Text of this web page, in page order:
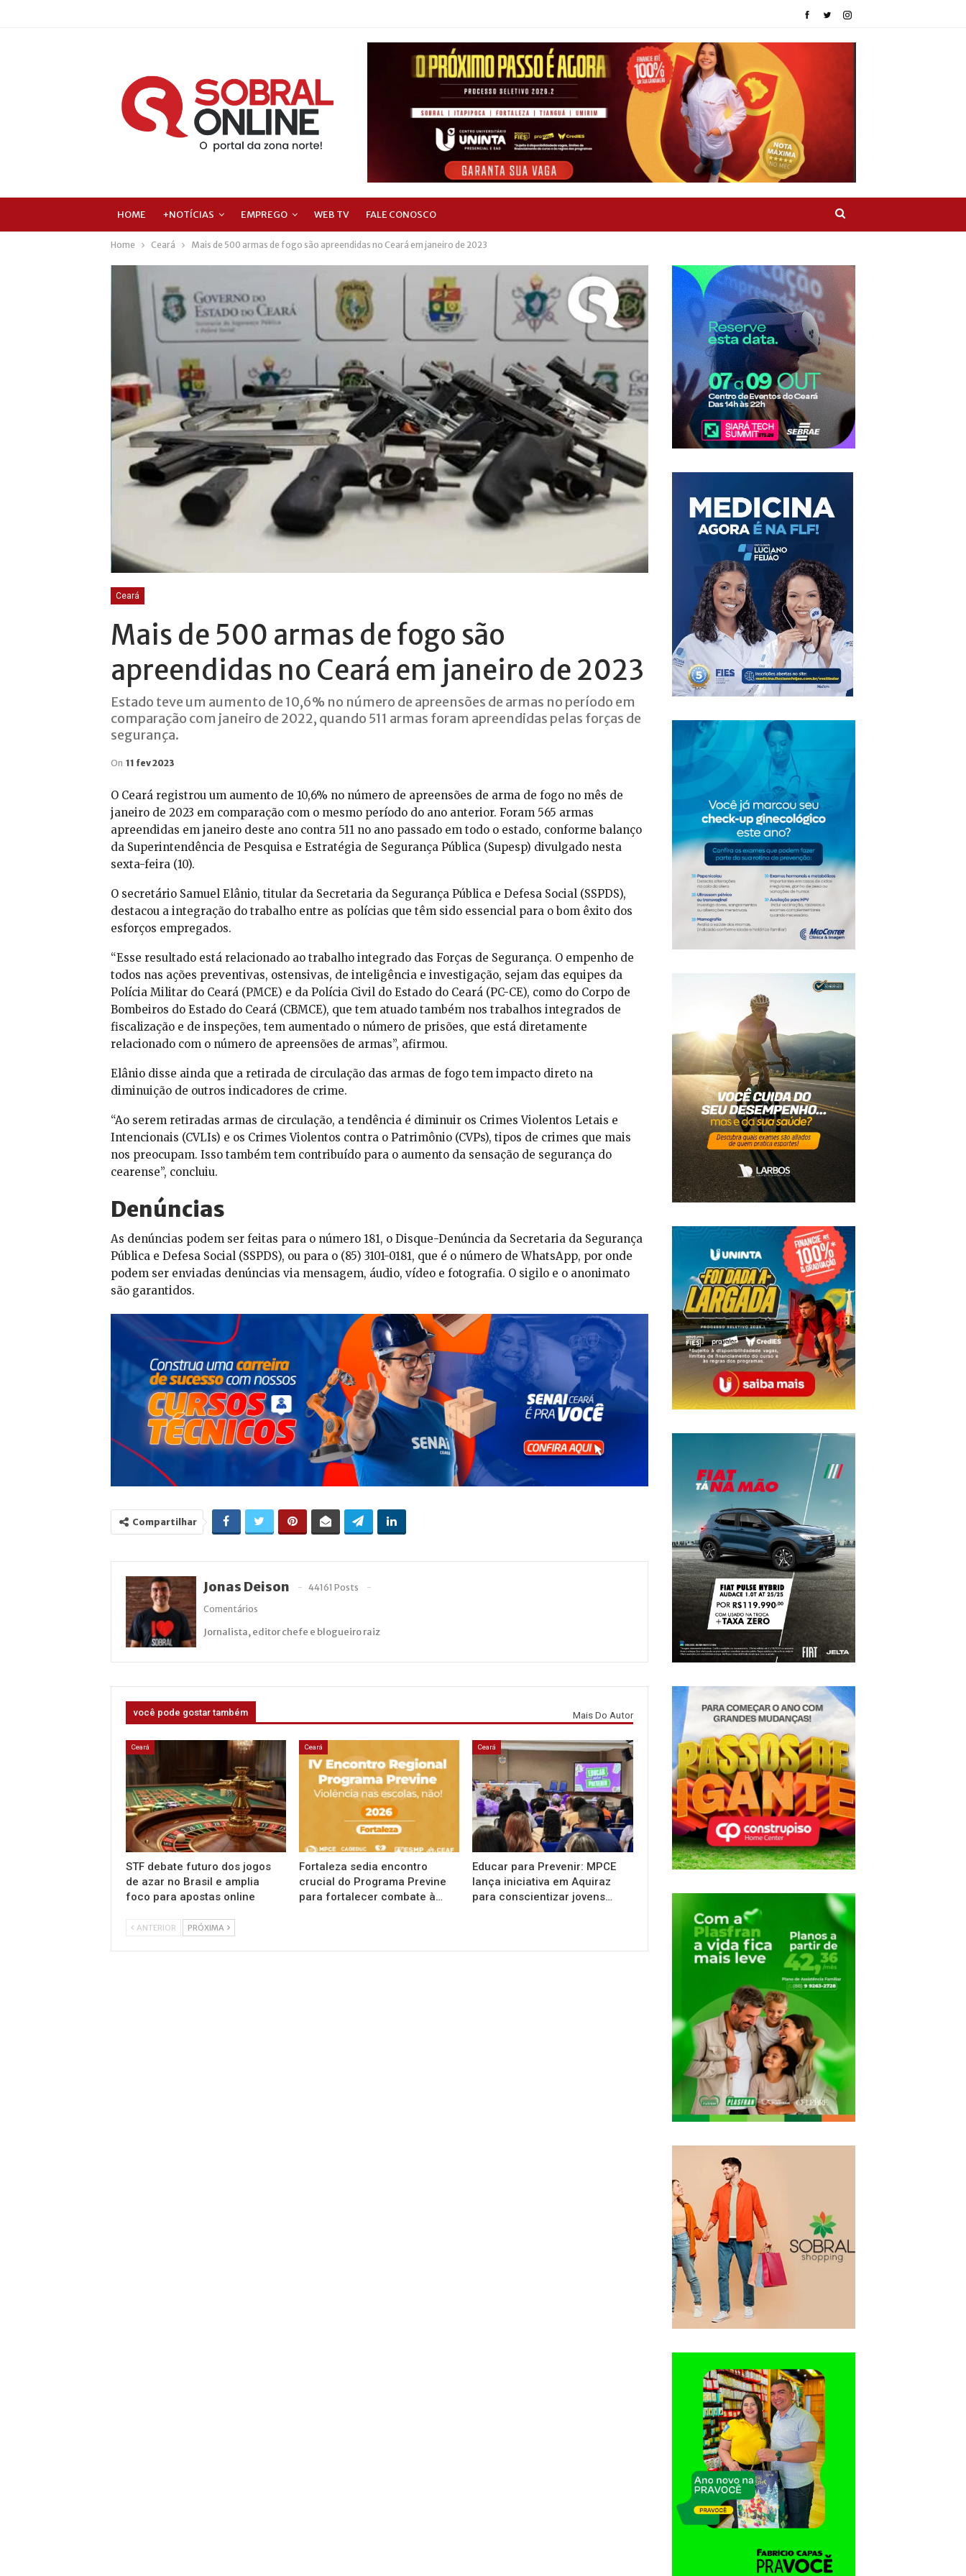
HOME +NOTÍCIAS EMPREGO WEB TV FALE CONOSCO
Home Ceará Mais de 500 armas de fogo são apreendidas no Ceará em janeiro de 2023
Ceará
Mais de 500 armas de fogo são
apreendidas no Ceará em janeiro de 2023
Estado teve um aumento de 10,6% no número de apreensões de armas no período em
comparação com janeiro de 2022, quando 511 armas foram apreendidas pelas forças de
segurança.
On 11 fev 2023
O Ceará registrou um aumento de 10,6% no número de apreensões de arma de fogo no mês de
janeiro de 2023 em comparação com o mesmo período do ano anterior. Foram 565 armas
apreendidas em janeiro deste ano contra 511 no ano passado em todo o estado, conforme balanço
da Superintendência de Pesquisa e Estratégia de Segurança Pública (Supesp) divulgado nesta
sexta-feira (10).
O secretário Samuel Elânio, titular da Secretaria da Segurança Pública e Defesa Social (SSPDS),
destacou a integração do trabalho entre as polícias que têm sido essencial para o bom êxito dos
esforços empregados.
“Esse resultado está relacionado ao trabalho integrado das Forças de Segurança. O empenho de
todos nas ações preventivas, ostensivas, de inteligência e investigação, sejam das equipes da
Polícia Militar do Ceará (PMCE) e da Polícia Civil do Estado do Ceará (PC-CE), como do Corpo de
Bombeiros do Estado do Ceará (CBMCE), que tem atuado também nos trabalhos integrados de
fiscalização e de inspeções, tem aumentado o número de prisões, que está diretamente
relacionado com o número de apreensões de armas”, afirmou.
Elânio disse ainda que a retirada de circulação das armas de fogo tem impacto direto na
diminuição de outros indicadores de crime.
“Ao serem retiradas armas de circulação, a tendência é diminuir os Crimes Violentos Letais e
Intencionais (CVLIs) e os Crimes Violentos contra o Patrimônio (CVPs), tipos de crimes que mais
nos preocupam. Isso também tem contribuído para o aumento da sensação de segurança do
cearense”, concluiu.
Denúncias
As denúncias podem ser feitas para o número 181, o Disque-Denúncia da Secretaria da Segurança
Pública e Defesa Social (SSPDS), ou para o (85) 3101-0181, que é o número de WhatsApp, por onde
podem ser enviadas denúncias via mensagem, áudio, vídeo e fotografia. O sigilo e o anonimato
são garantidos.
Compartilhar
Jonas Deison
44161 Posts
Comentários
Jornalista, editor chefe e blogueiro raiz
você pode gostar também Mais Do Autor
Ceará
STF debate futuro dos jogos
de azar no Brasil e amplia
foco para apostas online
Ceará
Fortaleza sedia encontro
crucial do Programa Previne
para fortalecer combate à…
Ceará
Educar para Prevenir: MPCE
lança iniciativa em Aquiraz
para conscientizar jovens…
ANTERIOR PRÓXIMA